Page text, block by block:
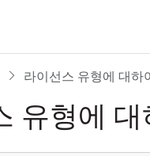
라이선스 유형에 대하
유형에 대